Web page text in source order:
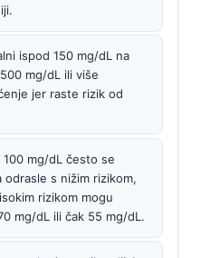
ispod 150 mg/dL na
mg/dL ili više
jer raste rizik od
100 mg/dL često se
odrasle s nižim rizikom,
rizikom mogu
mg/dL ili čak 55 mg/dL.